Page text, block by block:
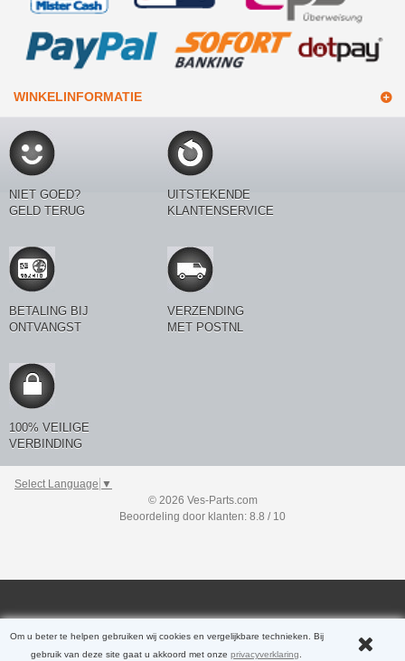
WINKELINFORMATIE
NIET GOED?
GELD TERUG
UITSTEKENDE
KLANTENSERVICE
BETALING BIJ
ONTVANGST
VERZENDING
MET POSTNL
100% VEILIGE
VERBINDING
Om u beter te helpen gebruiken wij cookies en vergelijkbare technieken. Bij
gebruik van deze site gaat u akkoord met onze privacyverklaring
Select Language ▼
© 2026 Ves-Parts.com
Beoordeling door klanten: 8.8 / 10